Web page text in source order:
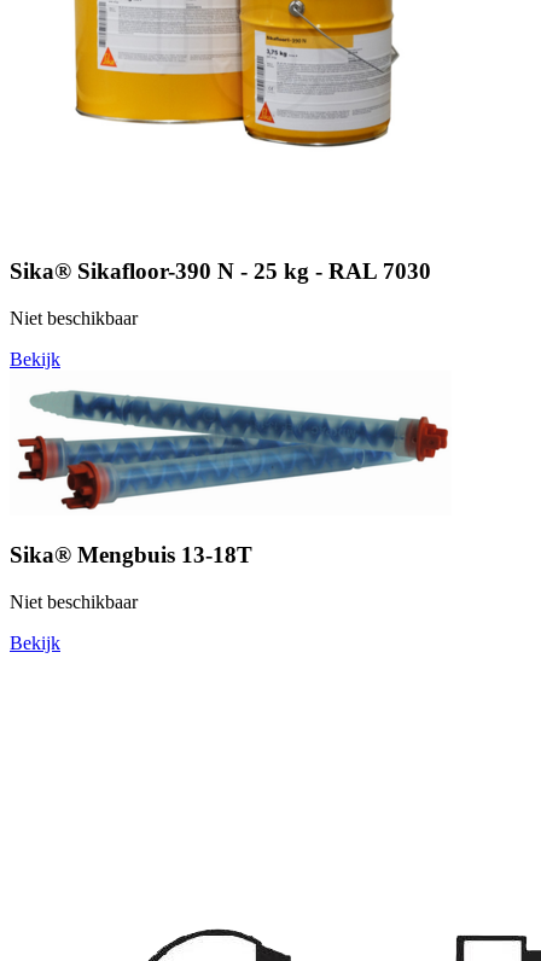
Sika® Sikafloor-390 N - 25 kg - RAL 7030
Niet beschikbaar
Bekijk
Sika® Mengbuis 13-18T
Niet beschikbaar
Bekijk